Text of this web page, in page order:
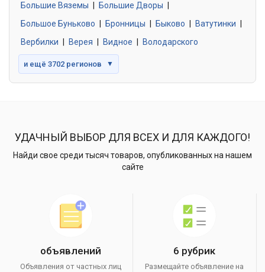
Большие Вяземы
Большие Дворы
Большое Буньково
Бронницы Быково Ватутинки
Вербилки
Верея Видное Володарского
и ещё 3702 регионов ▼
УДАЧНЫЙ ВЫБОР ДЛЯ ВСЕХ И ДЛЯ КАЖДОГО!
Найди свое среди тысяч товаров, опубликованных на нашем
сайте
объявлений
Объявления от частных лиц
6 рубрик
Размещайте объявление на